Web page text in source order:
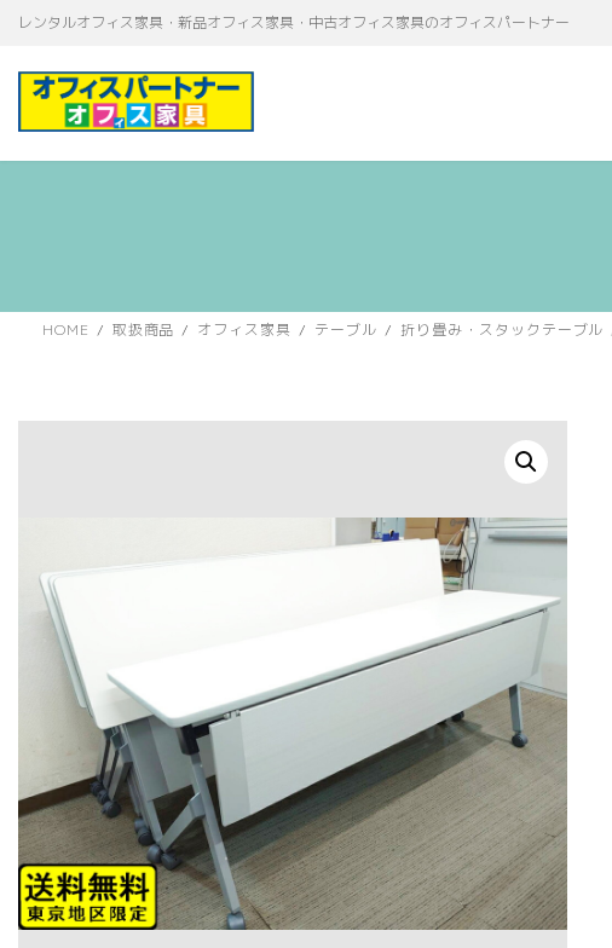
テ
ゲ
レンタルオフィス家具・新品オフィス家具・中古オフィス家具のオフィスパートナー
HOME 取扱商品 オフィス家具 テーブル 折り畳み・スタックテーブル